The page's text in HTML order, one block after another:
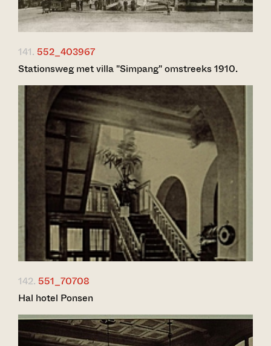
141. 552_403967
Stationsweg met villa "Simpang" omstreeks 1910.
142. 551_70708
Hal hotel Ponsen